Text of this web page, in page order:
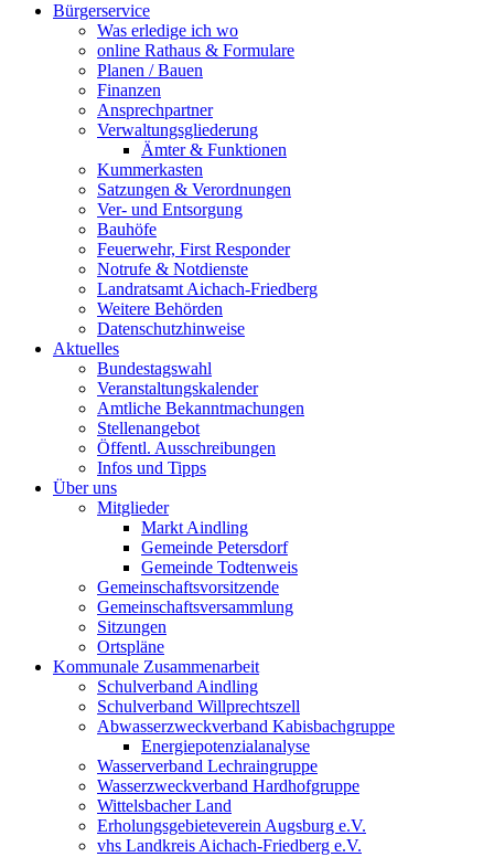
Bürgerservice
Was erledige ich wo
online Rathaus & Formulare
Planen / Bauen
Finanzen
Ansprechpartner
Verwaltungsgliederung
Ämter & Funktionen
Kummerkasten
Satzungen & Verordnungen
Ver- und Entsorgung
Bauhöfe
Feuerwehr, First Responder
Notrufe & Notdienste
Landratsamt Aichach-Friedberg
Weitere Behörden
Datenschutzhinweise
Aktuelles
Bundestagswahl
Veranstaltungskalender
Amtliche Bekanntmachungen
Stellenangebot
Öffentl. Ausschreibungen
Infos und Tipps
Über uns
Mitglieder
Markt Aindling
Gemeinde Petersdorf
Gemeinde Todtenweis
Gemeinschaftsvorsitzende
Gemeinschaftsversammlung
Sitzungen
Ortspläne
Kommunale Zusammenarbeit
Schulverband Aindling
Schulverband Willprechtszell
Abwasserzweckverband Kabisbachgruppe
Energiepotenzialanalyse
Wasserverband Lechraingruppe
Wasserzweckverband Hardhofgruppe
Wittelsbacher Land
Erholungsgebieteverein Augsburg e.V.
vhs Landkreis Aichach-Friedberg e.V.